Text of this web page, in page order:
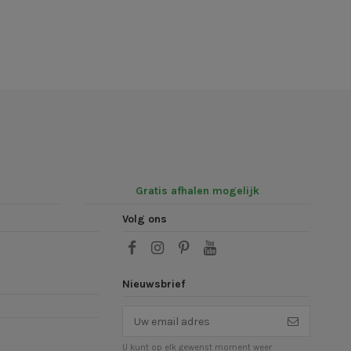
Gratis afhalen mogelijk
Volg ons
Nieuwsbrief
U kunt op elk gewenst moment weer